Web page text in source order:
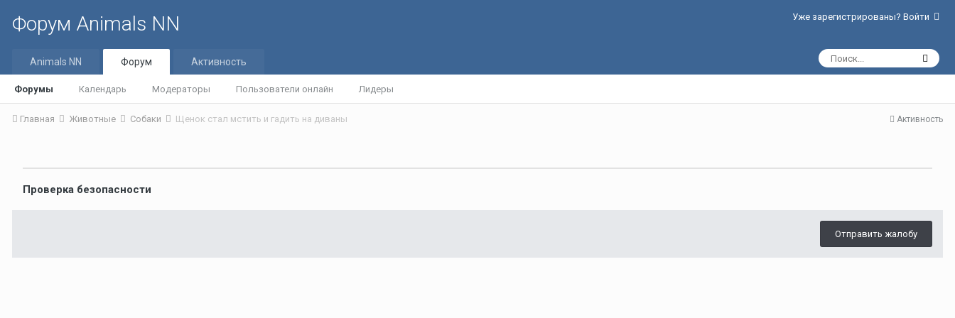
Форум Animals NN Уже зарегистрированы? Войти
Animals NN Форум
Форумы Календарь Модераторы Пользователи онлайн Лидеры
Активность
Активность
Главная Животные Собаки Щенок стал мстить и гадить на диваны
Проверка безопасности
Отправить жалобу